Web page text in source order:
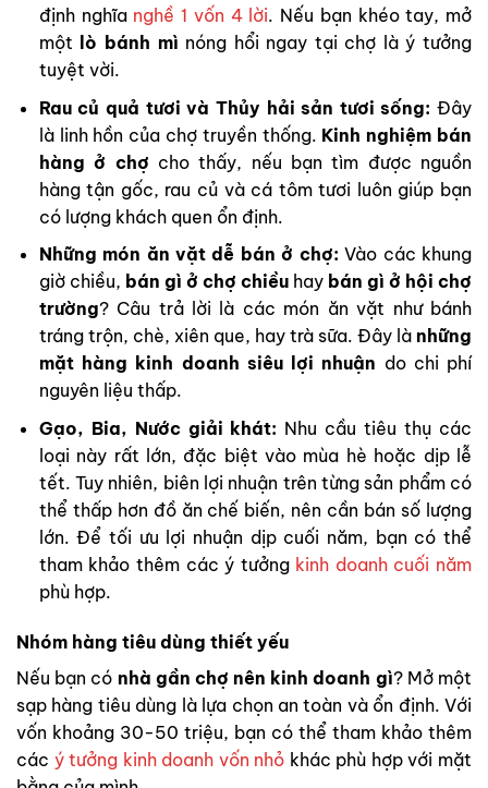
định nghĩa nghề 1 vốn 4 lời. Nếu bạn khéo tay, mở
một lò bánh mì nóng hổi ngay tại chợ là ý tưởng
tuyệt vời.
Rau củ quả tươi và Thủy hải sản tươi sống: Đây
là linh hồn của chợ truyền thống. Kinh nghiệm bán
hàng ở chợ cho thấy, nếu bạn tìm được nguồn
hàng tận gốc, rau củ và cá tôm tươi luôn giúp bạn
có lượng khách quen ổn định.
Những món ăn vặt dễ bán ở chợ: Vào các khung
giờ chiều, bán gì ở chợ chiềuhay bán gì ở hội chợ
trường? Câu trả lời là các món ăn vặt như bánh
tráng trộn, chè, xiên que, hay trà sữa. Đây là những
mặt hàng kinh doanh siêu lợi nhuận do chi phí
nguyên liệu thấp.
Gạo, Bia, Nước giải khát: Nhu cầu tiêu thụ các
loại này rất lớn, đặc biệt vào mùa hè hoặc dịp lễ
tết. Tuy nhiên, biên lợi nhuận trên từng sản phẩm có
thể thấp hơn đồ ăn chế biến, nên cần bán số lượng
lớn. Để tối ưu lợi nhuận dịp cuối năm, bạn có thể
tham khảo thêm các ý tưởng kinh doanh cuối năm
phù hợp.
Nhóm hàng tiêu dùng thiết yếu
Nếu bạn có nhà gần chợ nên kinh doanh gì? Mở một
sạp hàng tiêu dùng là lựa chọn an toàn và ổn định. Với
vốn khoảng 30-50 triệu, bạn có thể tham khảo thêm
các ý tưởng kinh doanh vốn nhỏ khác phù hợp với mặt